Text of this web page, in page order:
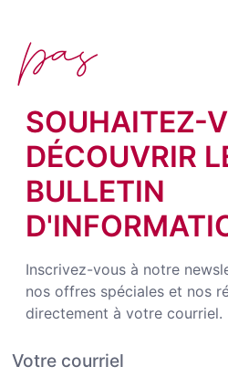
SOUHAITEZ-
DÉCOUVRIR
BULLETIN
Inscrivez-vous à notre
nos offres spéciales et nos
directement à votre courriel.
pas